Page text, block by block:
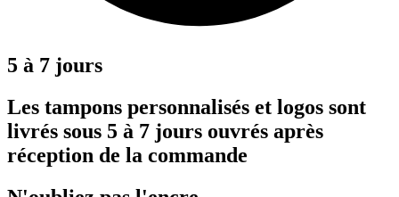
5 à 7 jours
Les tampons personnalisés et logos sont
livrés sous 5 à 7 jours ouvrés après
réception de la commande